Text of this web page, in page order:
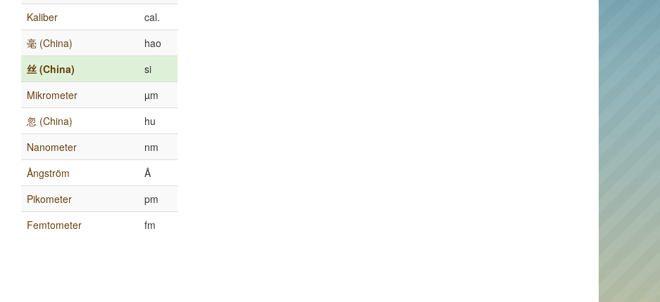
Kaliber
cal.
毫 (China)
hao
丝 (China)
si
Mikrometer
µm
忽 (China)
hu
Nanometer
nm
Ångström
Å
Pikometer
pm
Femtometer
fm